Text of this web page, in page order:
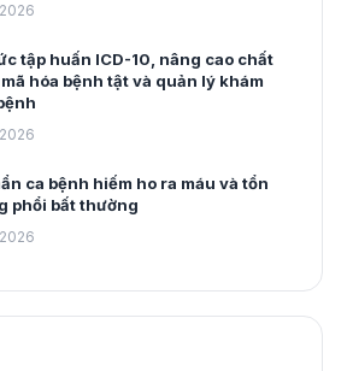
tập huấn ICD-10, nâng cao chất
hóa bệnh tật và quản lý khám
ca bệnh hiếm ho ra máu và tổn
phổi bất thường